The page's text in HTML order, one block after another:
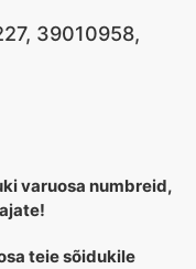
39010958,
varuosa numbreid,
teie sõidukile